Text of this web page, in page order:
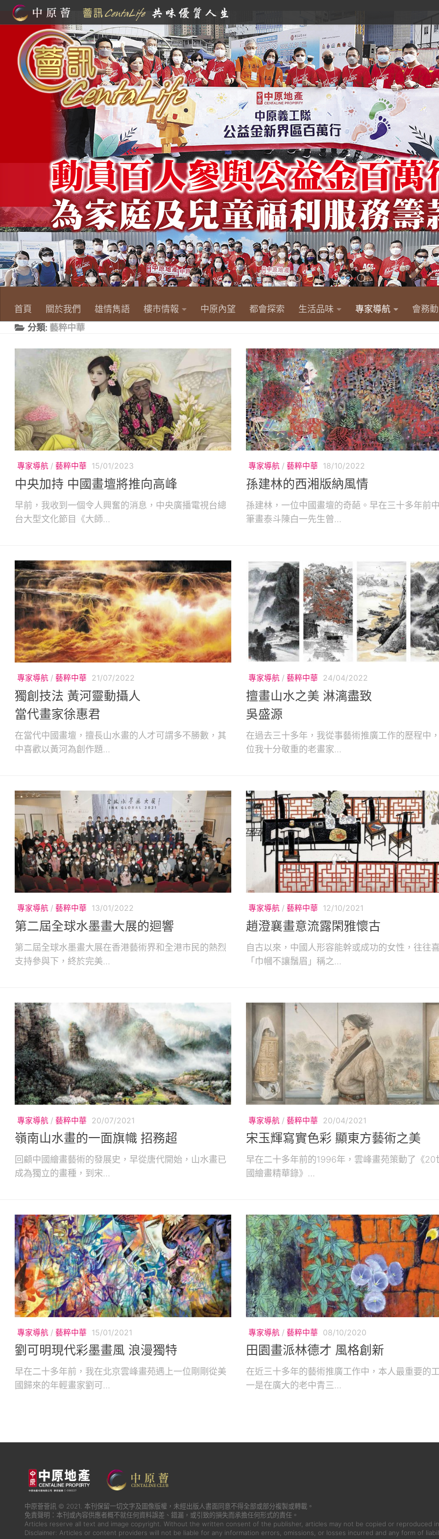
詳情
首頁 關於我們 雄情雋語 樓市情報 中原內望 都會探索 生活品味 專家導航
會務
分類: 藝粹中華
專家導航/ 藝粹中華 15/01/2023
中央加持 中國畫壇將推向高峰
早前，我收到一個令人興奮的消息，中央廣播電視台總
台大型文化節目《大師...
專家導航/ 藝粹中華 18/10/2022
孫建林的西湘版納風情
孫建林，一位中國畫壇的奇葩。早在三十多年前
筆畫泰斗陳白一先生曾...
專家導航/ 藝粹中華 21/07/2022
獨創技法 黃河靈動攝人
當代畫家徐惠君
在當代中國畫壇，擅長山水畫的人才可謂多不勝數，其
中喜歡以黃河為創作題...
專家導航/ 藝粹中華 24/04/2022
擅畫山水之美 淋漓盡致
吳盛源
在過去三十多年，我從事藝術推廣工作的歷程中
位我十分敬重的老畫家...
專家導航/ 藝粹中華 13/01/2022
第二屆全球水墨畫大展的迴響
第二屆全球水墨畫大展在香港藝術界和全港市民的熱烈
支持參與下，終於完美...
專家導航/ 藝粹中華 12/10/2021
趙澄襄畫意流露閑雅懷古
自古以來，中國人形容能幹或成功的女性，往往
「巾幗不讓鬚眉」稱之...
專家導航/ 藝粹中華 20/07/2021
嶺南山水畫的一面旗幟 招務超
回顧中國繪畫藝術的發展史，早從唐代開始，山水畫已
成為獨立的畫種，到宋...
專家導航/ 藝粹中華 20/04/2021
宋玉輝寫實色彩 顯東方藝術之美
早在二十多年前的1996年，雲峰畫苑策動了《20
國繪畫精華錄》...
專家導航/ 藝粹中華 15/01/2021
劉可明現代彩墨畫風 浪漫獨特
早在二十多年前，我在北京雲峰畫苑遇上一位剛剛從美
國歸來的年輕畫家劉可...
專家導航/ 藝粹中華 08/10/2020
田園畫派林德才 風格創新
在近三十多年的藝術推廣工作中，本人最重要的
一是在廣大的老中青三...
中原薈薈訊 © 2021. 本刊保留一切文字及圖像版權，未經出版人書面同意不得全部或部分複製或轉載。
免責聲明：本刊或內容供應者概不就任何資料誤差、錯漏，或引致的損失而承擔任何形式的責任。
Articles reserve all text and image copyright. Without the written consent of the publisher, articles may not be copied or reproduced
Disclaimer: Articles or content providers will not be liable for any information errors, omissions, or losses incurred and any form of